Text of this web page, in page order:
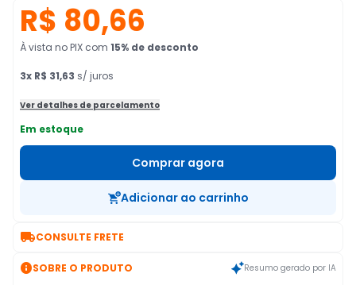
R$ 80,66
À vista no PIX com 15% de desconto
3x R$ 31,63 s/ juros
Ver detalhes de parcelamento
Em estoque
Comprar agora
Adicionar ao carrinho
CONSULTE FRETE
SOBRE O PRODUTO Resumo gerado por IA